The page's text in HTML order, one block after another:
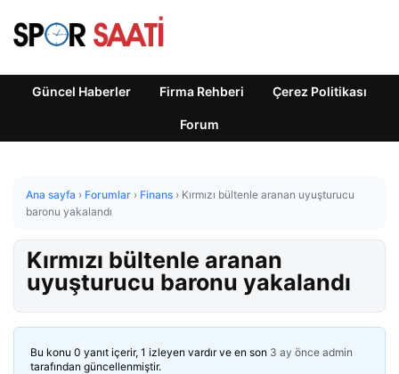
Güncel Haberler Firma Rehberi Çerez Politikası
Forum
Ana sayfa › Forumlar › Finans › Kırmızı bültenle aranan uyuşturucu
baronu yakalandı
Kırmızı bültenle aranan
uyuşturucu baronu yakalandı
Bu konu 0 yanıt içerir, 1 izleyen vardır ve en son 3 ay önce admin
tarafından güncellenmiştir.